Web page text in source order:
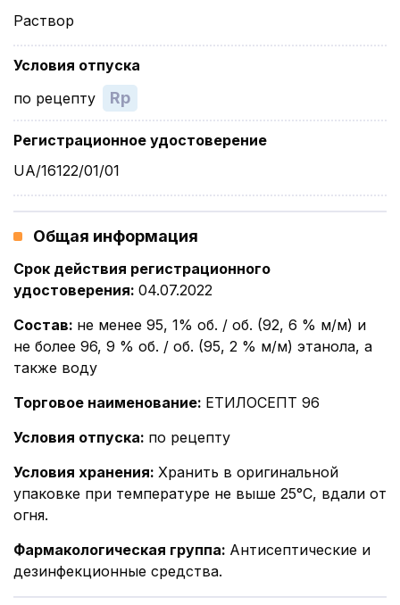
Раствор
Условия отпуска
по рецепту
Rp
Регистрационное удостоверение
UA/16122/01/01
Общая информация
Срок действия регистрационного
удостоверения: 04.07.2022
Состав: не менее 95, 1% об. / об. (92, 6 % м/м) и
не более 96, 9 % об. / об. (95, 2 % м/м) этанола, а
также воду
Торговое наименование: ЕТИЛОСЕПТ 96
Условия отпуска: по рецепту
Условия хранения: Хранить в оригинальной
упаковке при температуре не выше 25°С, вдали от
огня.
Фармакологическая группа: Антисептические и
дезинфекционные средства.